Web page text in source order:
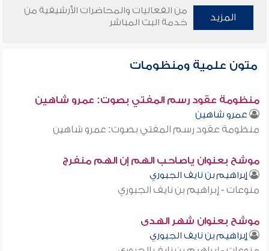
المزيد
من الفعاليات والمحاضرات الأرشيفية من
خدمة البث المباشر
متون علمية ومنظومات
منظومة عقود رسم المفتي بصوت: عمرو شاهين
عمرو شاهين
منظومة عقود رسم المفتي بصوت: عمرو شاهين
موشح بعنوان ياصاحب الهم إن الهم منفرج
إبراهيم بن نايف الجبوري
منوعات - إبراهيم بن نايف الجبوري
موشح بعنوان شهر الهدى
إبراهيم بن نايف الجبوري